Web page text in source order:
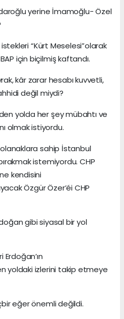
yerine İmamoğlu- Özel
istekleri “Kürt Meselesi”olarak
için biçilmiş kaftandı.
kâr zarar hesabı kuvvetli,
değil miydi?
yolda her şey mübahtı ve
olmak istiyordu.
sahip İstanbul
istemiyordu. CHP
kendisini
Özgür Özer’éi CHP
gibi siyasal bir yol
yoldaki izlerini takip etmeye
eğer önemli değildi.